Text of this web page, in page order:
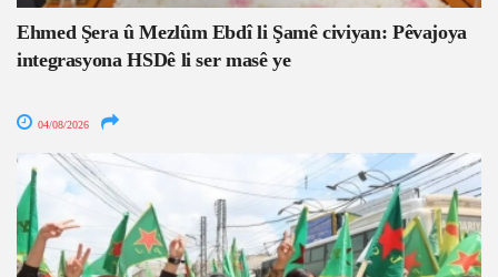
Ehmed Şera û Mezlûm Ebdî li Şamê civiyan: Pêvajoya
integrasyona HSDê li ser masê ye
04/08/2026